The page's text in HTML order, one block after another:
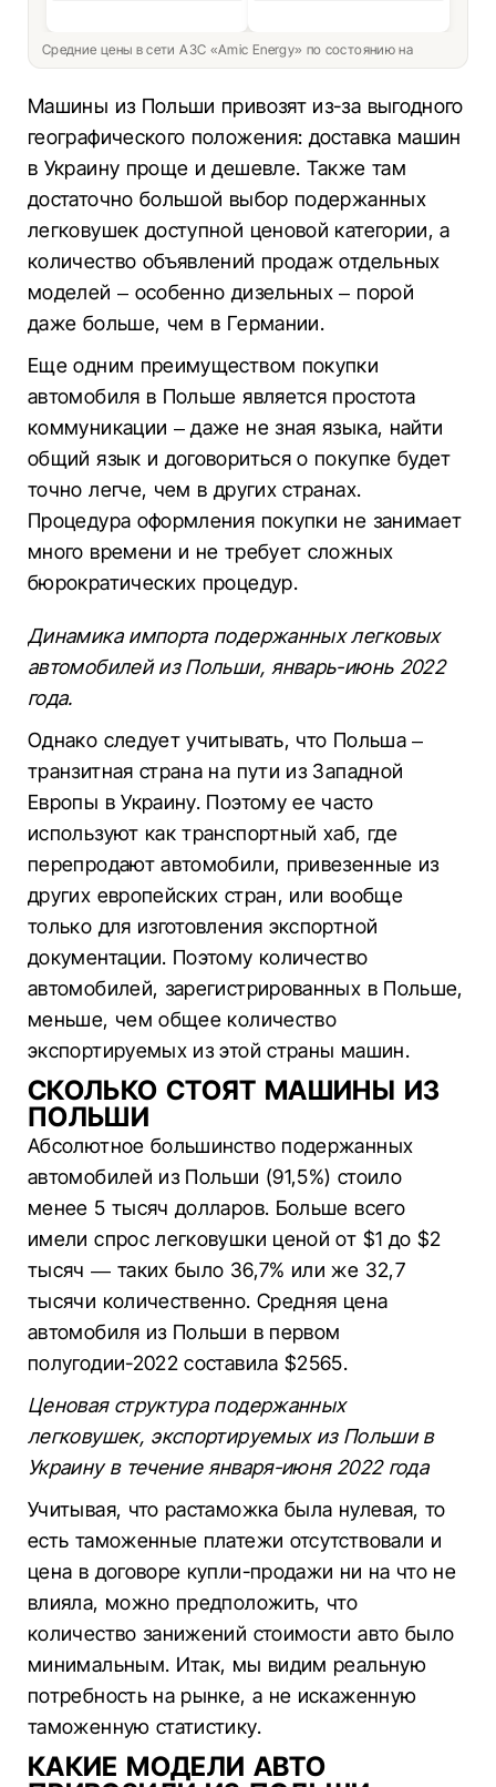
Средние цены в сети АЗС «Amic Energy» по состоянию на
Машины из Польши привозят из-за выгодного
географического положения: доставка машин
в Украину проще и дешевле. Также там
достаточно большой выбор подержанных
легковушек доступной ценовой категории, а
количество объявлений продаж отдельных
моделей – особенно дизельных – порой
даже больше, чем в Германии.
Еще одним преимуществом покупки
автомобиля в Польше является простота
коммуникации – даже не зная языка, найти
общий язык и договориться о покупке будет
точно легче, чем в других странах.
Процедура оформления покупки не занимает
много времени и не требует сложных
бюрократических процедур.
Динамика импорта подержанных легковых
автомобилей из Польши, январь-июнь 2022
года.
Однако следует учитывать, что Польша –
транзитная страна на пути из Западной
Европы в Украину. Поэтому ее часто
используют как транспортный хаб, где
перепродают автомобили, привезенные из
других европейских стран, или вообще
только для изготовления экспортной
документации. Поэтому количество
автомобилей, зарегистрированных в Польше,
меньше, чем общее количество
экспортируемых из этой страны машин.
СКОЛЬКО СТОЯТ МАШИНЫ ИЗ
ПОЛЬШИ
Абсолютное большинство подержанных
автомобилей из Польши (91,5%) стоило
менее 5 тысяч долларов. Больше всего
имели спрос легковушки ценой от $1 до $2
тысяч — таких было 36,7% или же 32,7
тысячи количественно. Средняя цена
автомобиля из Польши в первом
полугодии-2022 составила $2565.
Ценовая структура подержанных
легковушек, экспортируемых из Польши в
Украину в течение января-июня 2022 года
Учитывая, что растаможка была нулевая, то
есть таможенные платежи отсутствовали и
цена в договоре купли-продажи ни на что не
влияла, можно предположить, что
количество занижений стоимости авто было
минимальным. Итак, мы видим реальную
потребность на рынке, а не искаженную
таможенную статистику.
КАКИЕ МОДЕЛИ АВТО